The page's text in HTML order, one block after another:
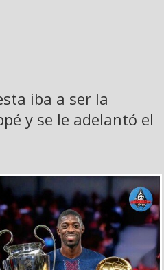
iba a ser la
y se le adelantó el